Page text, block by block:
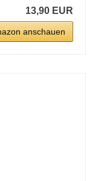
13,90 EUR
anschauen